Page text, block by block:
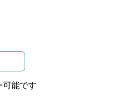
可能です